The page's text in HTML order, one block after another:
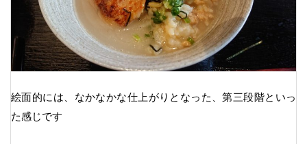
絵面的には、なかなかな仕上がりとなった、第三段階といっ
た感じです